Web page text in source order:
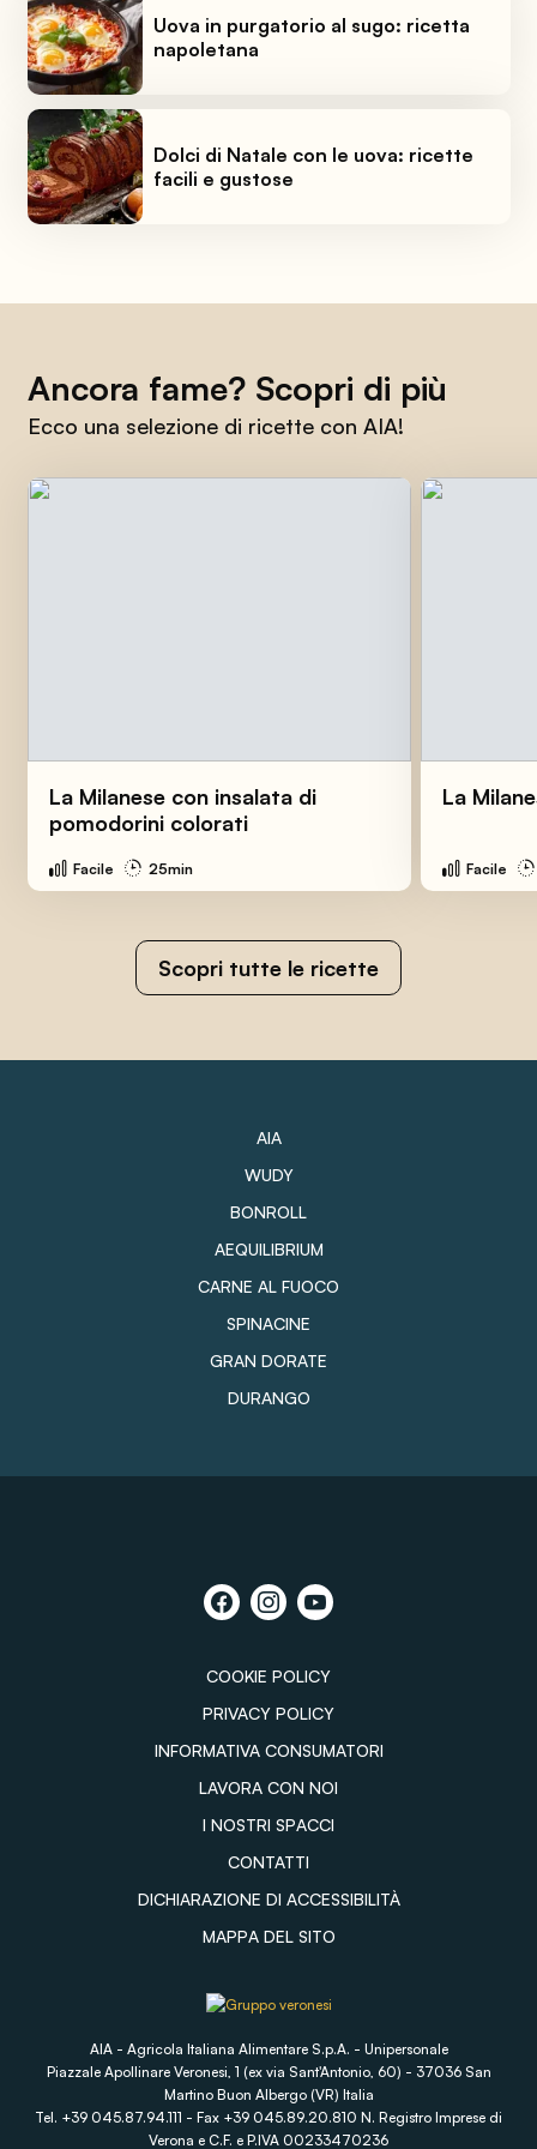
Uova in purgatorio al sugo: ricetta
napoletana
Dolci di Natale con le uova: ricette
facili e gustose
Ancora fame? Scopri di più
Ecco una selezione di ricette con AIA!
La Milanese con insalata di
pomodorini colorati
Facile 25min
La
Facile
Scopri tutte le ricette
AIA
WUDY
BONROLL
AEQUILIBRIUM
CARNE AL FUOCO
SPINACINE
GRAN DORATE
DURANGO
COOKIE POLICY
PRIVACY POLICY
INFORMATIVA CONSUMATORI
LAVORA CON NOI
I NOSTRI SPACCI
CONTATTI
DICHIARAZIONE DI ACCESSIBILITÀ
MAPPA DEL SITO
AIA - Agricola Italiana Alimentare S.p.A. - Unipersonale
Piazzale Apollinare Veronesi, 1 (ex via Sant'Antonio, 60) - 37036 San
Martino Buon Albergo (VR) Italia
Tel. +39 045.87.94.111 - Fax +39 045.89.20.810 N. Registro Imprese di
Verona e C.F. e P.IVA 00233470236